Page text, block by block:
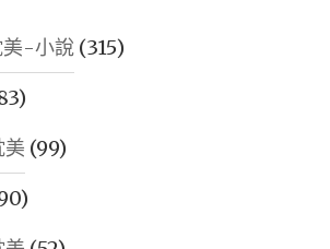
美-小說 (315)
(99)